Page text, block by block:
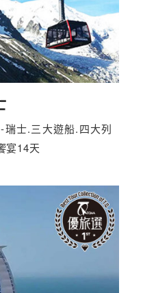
瑞士.三大遊船.四大列
宴14天